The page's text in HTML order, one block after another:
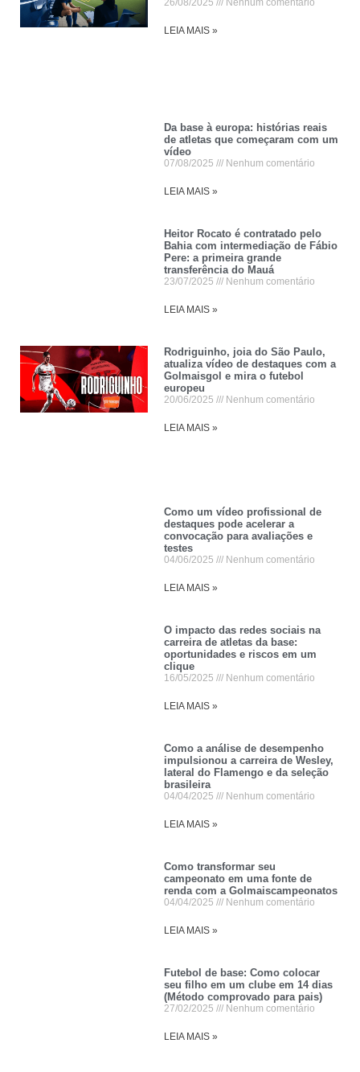
26/08/2025 Nenhum comentário
LEIA MAIS »
Da base à europa: histórias reais
de atletas que começaram com um
vídeo
07/08/2025 Nenhum comentário
LEIA MAIS »
Heitor Rocato é contratado pelo
Bahia com intermediação de Fábio
Pere: a primeira grande
transferência do Mauá
23/07/2025 Nenhum comentário
LEIA MAIS »
Rodriguinho, joia do São Paulo,
atualiza vídeo de destaques com a
Golmaisgol e mira o futebol
europeu
20/06/2025 Nenhum comentário
LEIA MAIS »
Como um vídeo profissional de
destaques pode acelerar a
convocação para avaliações e
testes
04/06/2025 Nenhum comentário
LEIA MAIS »
O impacto das redes sociais na
carreira de atletas da base:
oportunidades e riscos em um
clique
16/05/2025 Nenhum comentário
LEIA MAIS »
Como a análise de desempenho
impulsionou a carreira de Wesley,
lateral do Flamengo e da seleção
brasileira
04/04/2025 Nenhum comentário
LEIA MAIS »
Como transformar seu
campeonato em uma fonte de
renda com a Golmaiscampeonatos
04/04/2025 Nenhum comentário
LEIA MAIS »
Futebol de base: Como colocar
seu filho em um clube em 14 dias
(Método comprovado para pais)
27/02/2025 Nenhum comentário
LEIA MAIS »